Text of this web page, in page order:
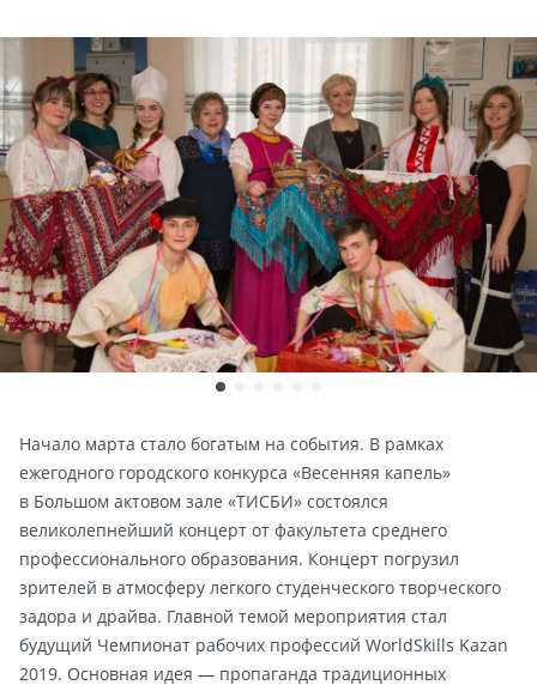
Начало марта стало богатым на события. В рамках
ежегодного городского конкурса «Весенняя капель»
в Большом актовом зале «ТИСБИ» состоялся
великолепнейший концерт от факультета среднего
профессионального образования. Концерт погрузил
зрителей в атмосферу легкого студенческого творческого
задора и драйва. Главной темой мероприятия стал
будущий Чемпионат рабочих профессий WorldSkills Kazan
2019. Основная идея — пропаганда традиционных